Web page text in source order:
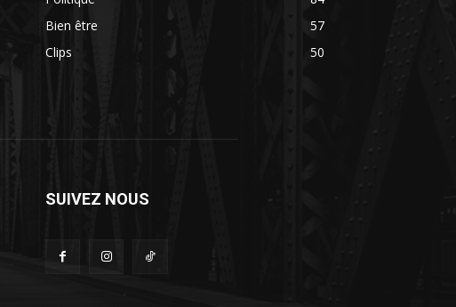
Bien être
57
Clips
50
SUIVEZ NOUS